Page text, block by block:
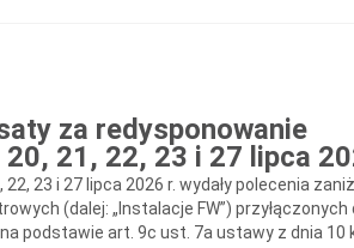
za redysponowanie
21, 22, 23 i 27 lipca
23 i 27 lipca 2026 r. wydały polecenia
(dalej: „Instalacje FW”) przyłączonych
podstawie art. 9c ust. 7a ustawy z dnia 10